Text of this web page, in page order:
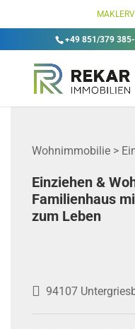
+49 851/379
Wohnimmobilie >
Einziehen &
Familienhaus
zum Leben
94107